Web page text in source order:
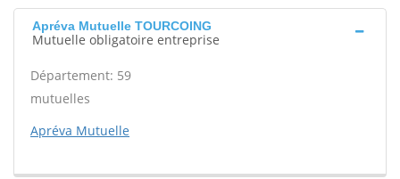
Apréva Mutuelle TOURCOING
Mutuelle obligatoire entreprise
Département: 59
mutuelles
Apréva Mutuelle